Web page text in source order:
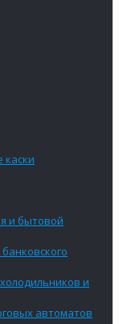
каски
и бытовой
и
автоматов